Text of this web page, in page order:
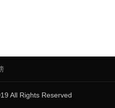
All Rights Reserved